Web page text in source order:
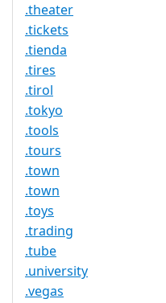
.theater
.tickets
.tienda
.tires
.tirol
.tokyo
.tools
.tours
.town
.town
.toys
.trading
.tube
.university
.vegas